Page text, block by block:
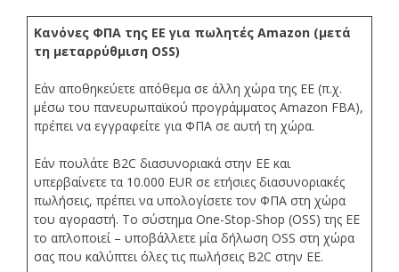
Κανόνες ΦΠΑ της ΕΕ για πωλητές Amazon (μετά
τη μεταρρύθμιση OSS)
Εάν αποθηκεύετε απόθεμα σε άλλη χώρα της ΕΕ (π.χ.
μέσω του πανευρωπαϊκού προγράμματος Amazon FBA),
πρέπει να εγγραφείτε για ΦΠΑ σε αυτή τη χώρα.
Εάν πουλάτε B2C διασυνοριακά στην ΕΕ και
υπερβαίνετε τα 10.000 EUR σε ετήσιες διασυνοριακές
πωλήσεις, πρέπει να υπολογίσετε τον ΦΠΑ στη χώρα
του αγοραστή. Το σύστημα One-Stop-Shop (OSS) της ΕΕ
το απλοποιεί – υποβάλλετε μία δήλωση OSS στη χώρα
σας που καλύπτει όλες τις πωλήσεις B2C στην ΕΕ.